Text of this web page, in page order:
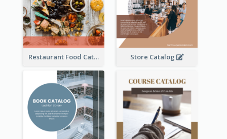
Restaurant Food Catalog Store Catalog